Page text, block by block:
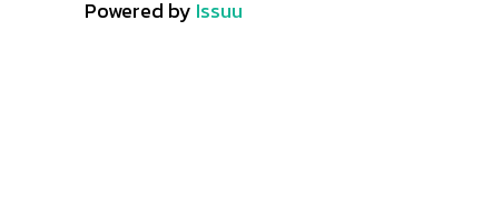
Powered by Issuu